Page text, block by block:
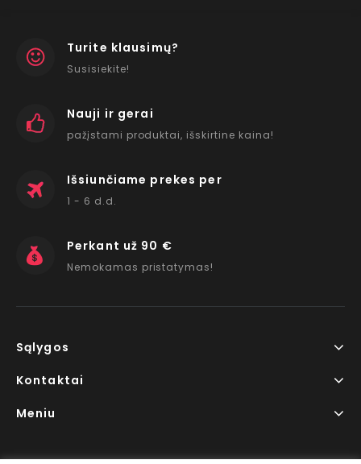
Turite klausimų?
Susisiekite!
Nauji ir gerai
pažįstami produktai, išskirtine kaina!
Išsiunčiame prekes per
1 - 6 d.d.
Perkant už 90 €
Nemokamas pristatymas!
Sąlygos
Kontaktai
Meniu